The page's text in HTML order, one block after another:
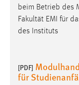
beim Betrieb des
Fakultät EMI für
des Instituts
[PDF]
für